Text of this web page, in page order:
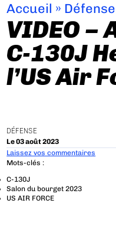
Accueil »
VIDEO –
C-130J
l’US Air
DÉFENSE
Le 03 août 2023
Laissez vos commentaires
Mots-clés :
C-130J
Salon du bourget 2023
US AIR FORCE